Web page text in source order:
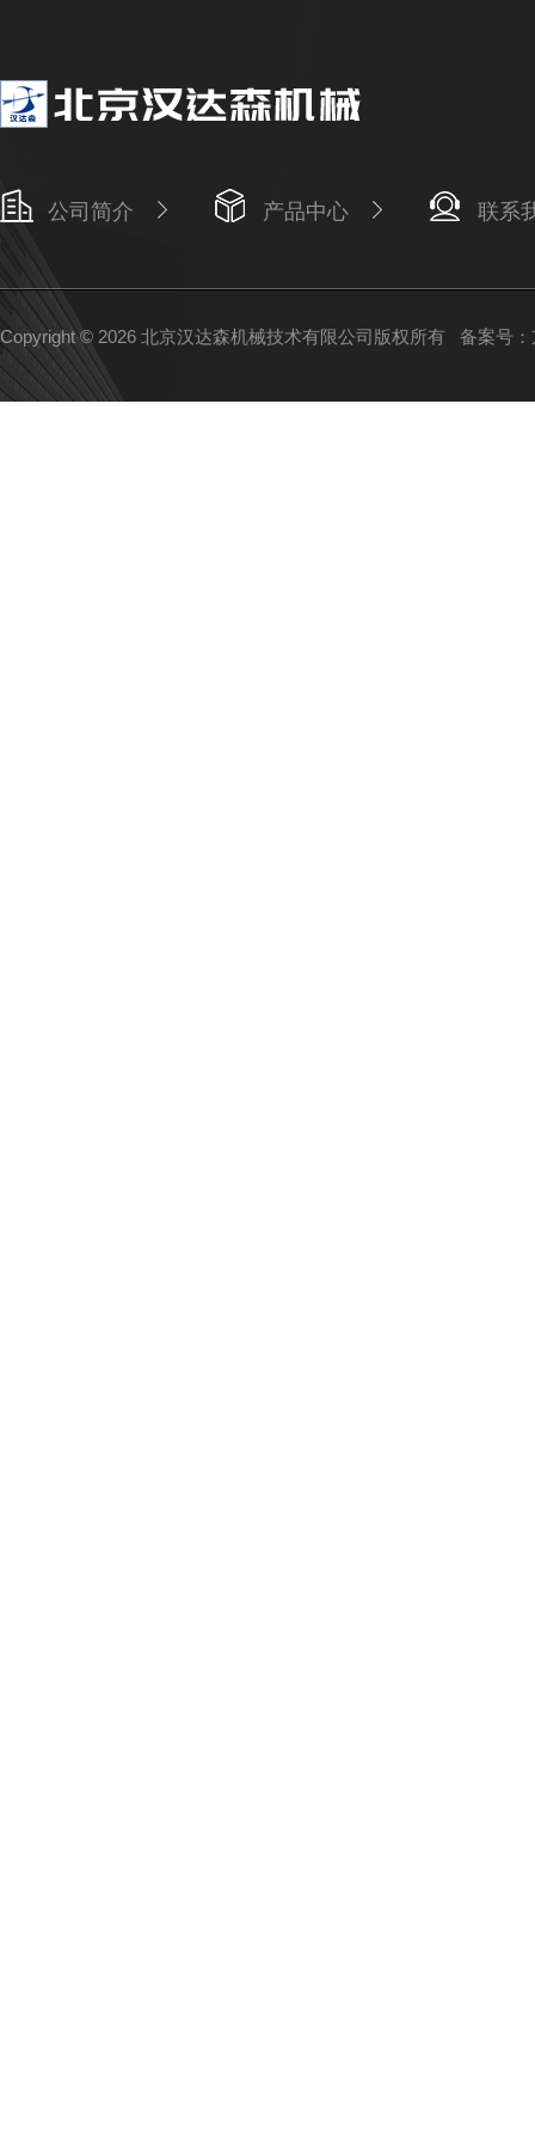
公司简介 产品中心 联系
Copyright © 2026 北京汉达森机械技术有限公司版权所有 备案号：